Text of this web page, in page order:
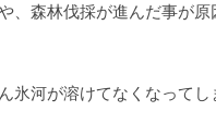
、森林伐採が進んだ事が
氷河が溶けてなくなってし